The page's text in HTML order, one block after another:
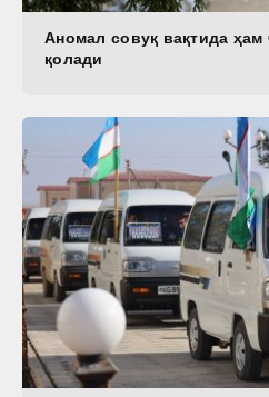
Аномал совуқ вақтида ҳам
қолади